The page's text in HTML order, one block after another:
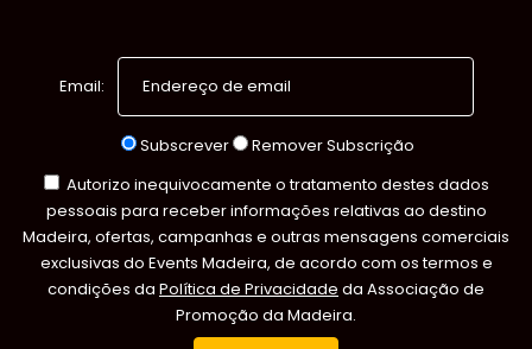
Email:
Subscrever
Remover Subscrição
Autorizo inequivocamente o tratamento destes dados
pessoais para receber informações relativas ao destino
Madeira, ofertas, campanhas e outras mensagens comerciais
exclusivas do Events Madeira, de acordo com os termos e
condições da Política de Privacidade da Associação de
Promoção da Madeira.